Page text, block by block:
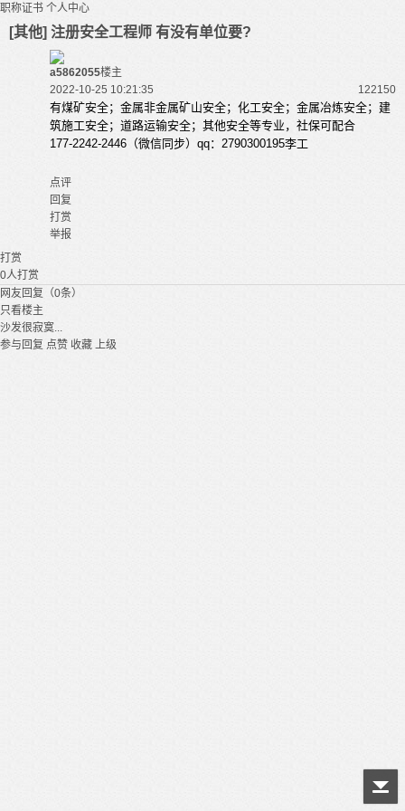
职称证书 个人中心
[其他] 注册安全工程师 有没有单位要?
a5862055楼主
2022-10-25 10:21:35
122150
有煤矿安全；金属非金属矿山安全；化工安全；金属冶炼安全；建
筑施工安全；道路运输安全；其他安全等专业，社保可配合
177-2242-2446（微信同步）qq：2790300195李工
点评
回复
打赏
举报
打赏
0人打赏
网友回复（0条）
只看楼主
沙发很寂寞...
参与回复 点赞 收藏 上级